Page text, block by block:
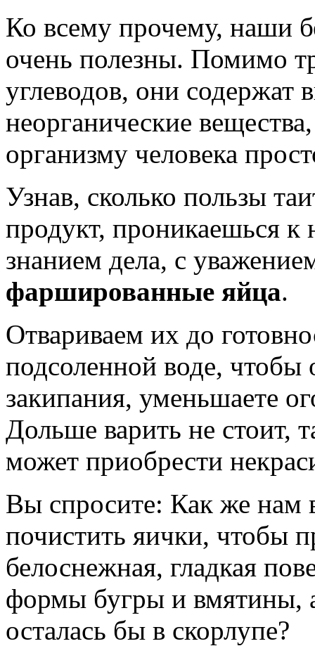
Ко всему прочему, наши
очень полезны. Помимо
углеводов, они содержат
неорганические
организму человека
Узнав, сколько пользы
продукт, проникаешься
знанием дела, с
фаршированные яйца.
Отвариваем их до
подсоленной воде, чтобы
закипания, уменьшаете
Дольше варить не стоит,
может приобрести
Вы спросите: Как же нам
почистить яички, чтобы
белоснежная, гладкая
формы бугры и вмятины,
осталась бы в скорлупе?